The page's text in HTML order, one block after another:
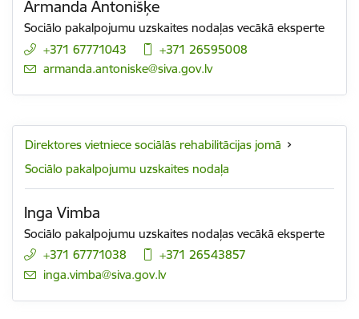
Armanda Antonišķe
Sociālo pakalpojumu uzskaites nodaļas vecākā eksperte
+371 67771043
+371 26595008
E-pasts:
armanda.antoniske@siva.gov.lv
Direktores vietniece sociālās rehabilitācijas jomā
Sociālo pakalpojumu uzskaites nodaļa
Inga Vimba
Sociālo pakalpojumu uzskaites nodaļas vecākā eksperte
+371 67771038
+371 26543857
E-pasts:
inga.vimba@siva.gov.lv